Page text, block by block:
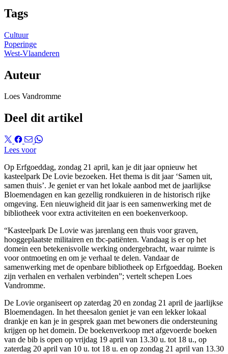
Tags
Cultuur
Poperinge
West-Vlaanderen
Auteur
Loes Vandromme
Deel dit artikel
Lees voor
Op Erfgoeddag, zondag 21 april, kan je dit jaar opnieuw het
kasteelpark De Lovie bezoeken. Het thema is dit jaar ‘Samen uit,
samen thuis’. Je geniet er van het lokale aanbod met de jaarlijkse
Bloemendagen en kan gezellig rondkuieren in de historisch rijke
omgeving. Een nieuwigheid dit jaar is een samenwerking met de
bibliotheek voor extra activiteiten en een boekenverkoop.
“Kasteelpark De Lovie was jarenlang een thuis voor graven,
hooggeplaatste militairen en tbc-patiënten. Vandaag is er op het
domein een betekenisvolle werking ondergebracht, waar ruimte is
voor ontmoeting en om je verhaal te delen. Vandaar de
samenwerking met de openbare bibliotheek op Erfgoeddag. Boeken
zijn verhalen en verhalen verbinden”; vertelt schepen Loes
Vandromme.
De Lovie organiseert op zaterdag 20 en zondag 21 april de jaarlijkse
Bloemendagen. In het theesalon geniet je van een lekker lokaal
drankje en kan je in gesprek gaan met bewoners die ondersteuning
krijgen op het domein. De boekenverkoop met afgevoerde boeken
van de bib is open op vrijdag 19 april van 13.30 u. tot 18 u., op
zaterdag 20 april van 10 u. tot 18 u. en op zondag 21 april van 13.30